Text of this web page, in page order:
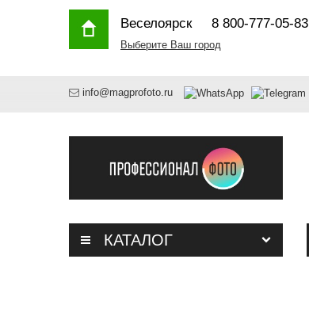
Веселоярск8 800-777-05-83
Выберите Ваш город
info@magprofoto.ru
КАТАЛОГ